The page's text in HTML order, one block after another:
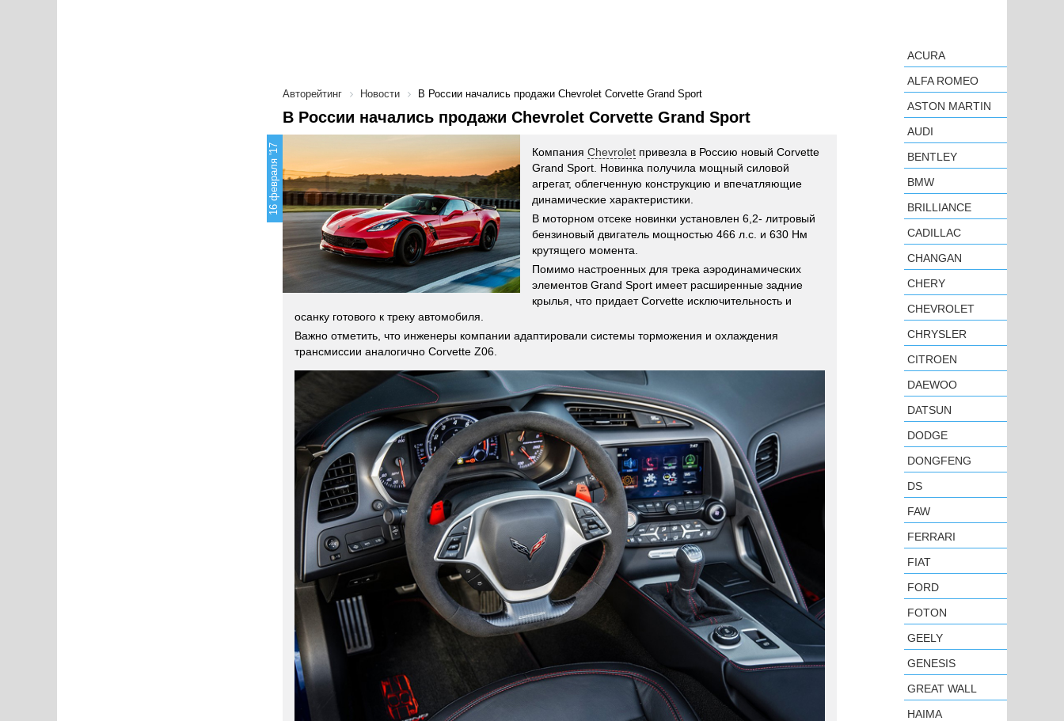
Авторейтинг Новости В России начались продажи Chevrolet Corvette Grand Sport
В России начались продажи Chevrolet Corvette Grand Sport
16 февраля '17 Компания Chevrolet привезла в Россию новый Corvette
Grand Sport. Новинка получила мощный силовой
агрегат, облегченную конструкцию и впечатляющие
динамические характеристики.
В моторном отсеке новинки установлен 6,2- литровый
бензиновый двигатель мощностью 466 л.с. и 630 Нм
крутящего момента.
Помимо настроенных для трека аэродинамических
элементов Grand Sport имеет расширенные задние
крылья, что придает Corvette исключительность и
осанку готового к треку автомобиля.
Важно отметить, что инженеры компании адаптировали системы торможения и охлаждения
трансмиссии аналогично Corvette Z06.
ACURA
ALFA ROMEO
ASTON MARTIN
AUDI
BENTLEY
BMW
BRILLIANCE
CADILLAC
CHANGAN
CHERY
CHEVROLET
CHRYSLER
CITROEN
DAEWOO
DATSUN
DODGE
DONGFENG
DS
FAW
FERRARI
FIAT
FORD
FOTON
GEELY
GENESIS
GREAT WALL
HAIMA